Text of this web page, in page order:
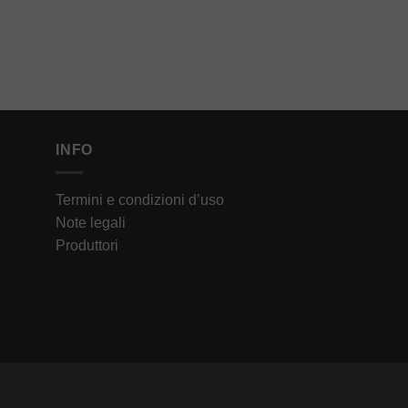
INFO
Termini e condizioni d’uso
Note legali
Produttori